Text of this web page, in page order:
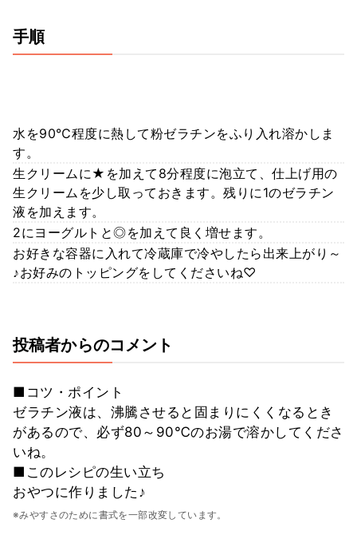
手順
水を90℃程度に熱して粉ゼラチンをふり入れ溶かしま
す。
生クリームに★を加えて8分程度に泡立て、仕上げ用の
生クリームを少し取っておきます。残りに1のゼラチン
液を加えます。
2にヨーグルトと◎を加えて良く増せます。
お好きな容器に入れて冷蔵庫で冷やしたら出来上がり～
♪お好みのトッピングをしてくださいね♡
投稿者からのコメント
■コツ・ポイント
ゼラチン液は、沸騰させると固まりにくくなるとき
があるので、必ず80～90℃のお湯で溶かしてくださ
いね。
■このレシピの生い立ち
おやつに作りました♪
※みやすさのために書式を一部改変しています。